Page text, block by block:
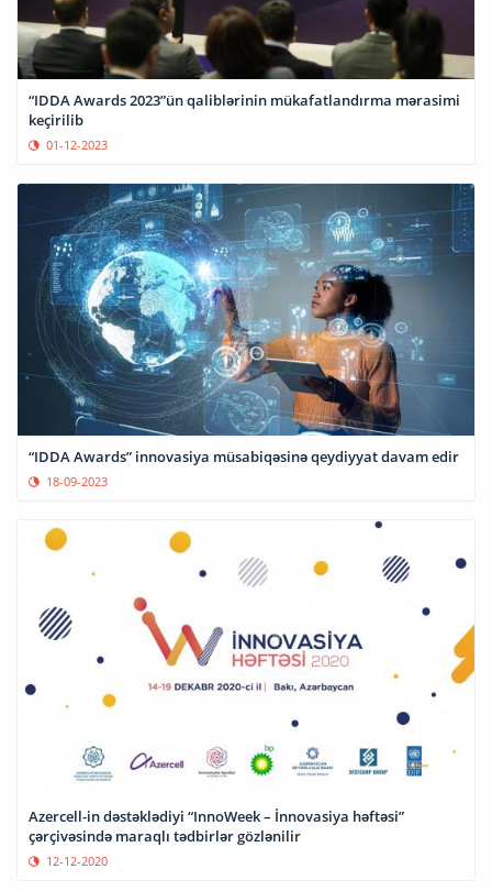
“IDDA Awards 2023”ün qaliblərinin mükafatlandırma mərasimi
keçirilib
01-12-2023
“IDDA Awards” innovasiya müsabiqəsinə qeydiyyat davam edir
18-09-2023
Azercell-in dəstəklədiyi “InnoWeek – İnnovasiya həftəsi”
çərçivəsində maraqlı tədbirlər gözlənilir
12-12-2020